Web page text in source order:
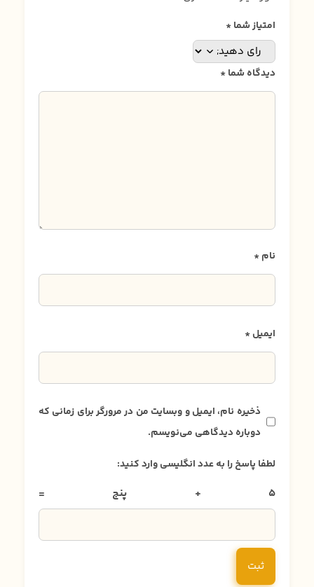
امتیاز شما*
دیدگاه شما*
نام*
ایمیل*
ذخیره نام، ایمیل و وبسایت من در مرورگر برای زمانی که
دوباره دیدگاهی می‌نویسم.
لطفا پاسخ را به عدد انگلیسی وارد کنید:
5 + پنج =